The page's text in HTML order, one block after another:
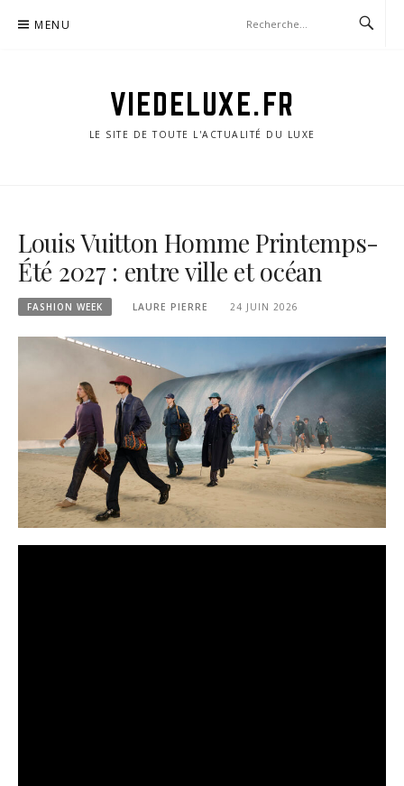
MENU
VIEDELUXE.FR
LE SITE DE TOUTE L'ACTUALITÉ DU LUXE
Louis Vuitton Homme Printemps-
Été 2027 : entre ville et océan
FASHION WEEK LAURE PIERRE 24 JUIN 2026